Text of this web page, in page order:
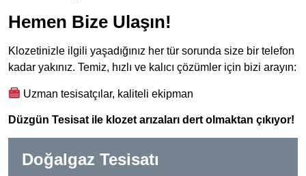
Doğalgaz Tesisatı
Hemen Bize Ulaşın!
Klozetinizle ilgili yaşadığınız her tür sorunda size bir telefon
kadar yakınız. Temiz, hızlı ve kalıcı çözümler için bizi arayın:
Uzman tesisatçılar, kaliteli ekipman
Düzgün Tesisat ile klozet arızaları dert olmaktan çıkıyor!